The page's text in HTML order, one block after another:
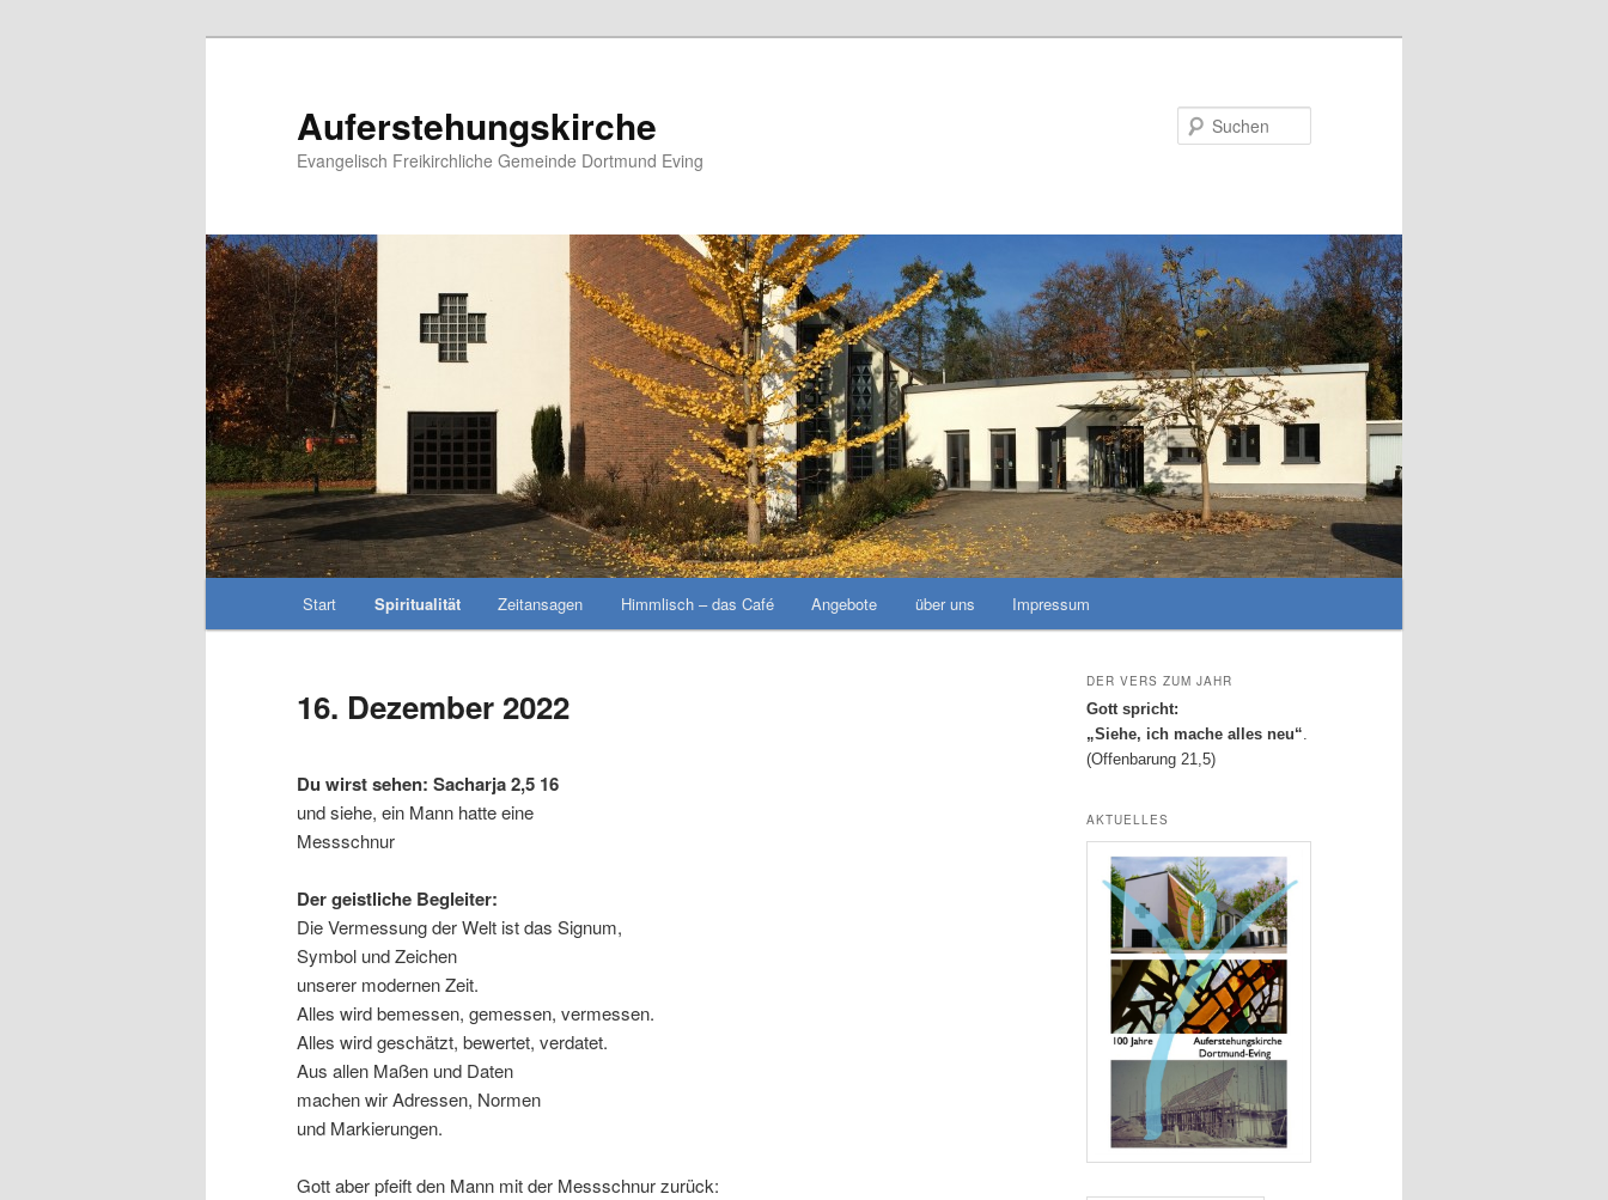
Auferstehungskirche
Evangelisch Freikirchliche Gemeinde Dortmund Eving
Start Spiritualität Zeitansagen Himmlisch – das Café Angebote über uns Impressum
16. Dezember 2022
Du wirst sehen: Sacharja 2,5 16
und siehe, ein Mann hatte eine
Messschnur
Der geistliche Begleiter:
Die Vermessung der Welt ist das Signum,
Symbol und Zeichen
unserer modernen Zeit.
Alles wird bemessen, gemessen, vermessen.
Alles wird geschätzt, bewertet, verdatet.
Aus allen Maßen und Daten
machen wir Adressen, Normen
und Markierungen.
Gott aber pfeift den Mann mit der Messschnur zurück:
DER VERS ZUM JAHR
Gott spricht:
„Siehe, ich mache alles neu“.
(Offenbarung 21,5)
AKTUELLES